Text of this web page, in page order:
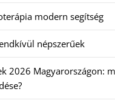
modern segítség
népszerűek
2026 Magyarországon: